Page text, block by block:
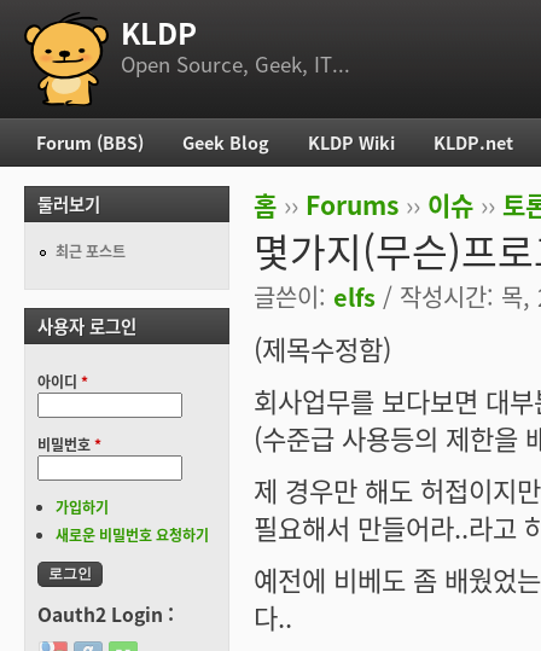
부 메뉴 KLDP
Open Source, Geek, IT...
현재 위치
홈 ›› Forums ›› 이슈 ›› 토
몇가지(무슨)프
글쓴이: elfs / 작성시간: 목
(제목수정함)
회사업무를 보다보면 대
(수준급 사용등의 제한을
제 경우만 해도 허접이지
필요해서 만들어라..라고
예전에 비베도 좀 배웠었
다..
주 메뉴
Forum (BBS) Geek Blog KLDP Wiki KLDP.net
둘러보기
최근 포스트
사용자 로그인
아이디 *
비밀번호*
가입하기
새로운 비밀번호 요청하기
Oauth2 Login :